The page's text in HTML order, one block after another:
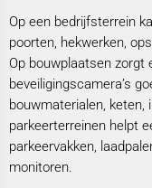
Op een bedrijfsterrein
poorten, hekwerken,
Op bouwplaatsen zorgt
beveiligingscamera’s
bouwmaterialen, keten,
parkeerterreinen helpt
parkeervakken,
monitoren.